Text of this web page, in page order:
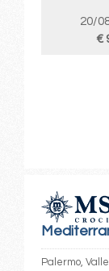
20/
€
Palermo,